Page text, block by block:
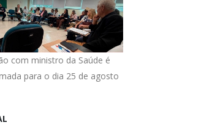
com ministro da Saúde é
para o dia 25 de agosto